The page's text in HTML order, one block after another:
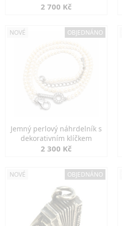
markazity
2 700 Kč
NOVÉ OBJEDNÁNO
Jemný perlový náhrdelník s
dekorativním klíčkem
2 300 Kč
NOVÉ OBJEDNÁNO